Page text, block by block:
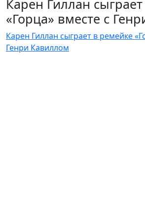
Карен Гиллан
«Горца» вместе с
Карен Гиллан сыграет в ремейке
Генри Кавиллом